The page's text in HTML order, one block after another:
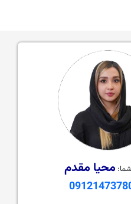
محیا مقدم